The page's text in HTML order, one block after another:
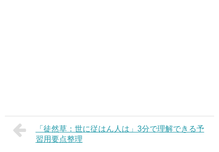
「徒然草：世に従はん人は」3分で理解できる予
習用要点整理